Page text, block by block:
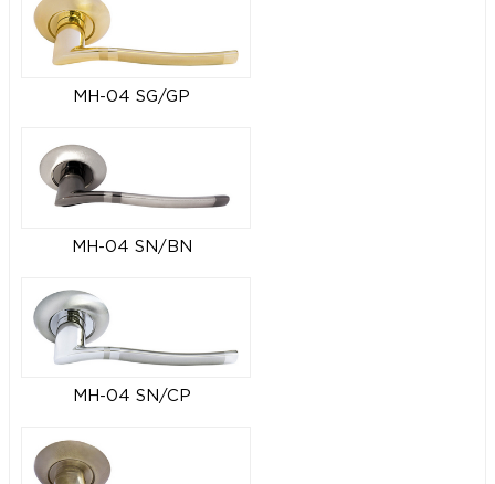
MH-04 SG/GP
MH-04 SN/BN
MH-04 SN/CP